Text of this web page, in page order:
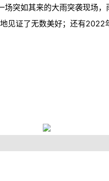
突如其来的大雨突袭现场
见证了无数美好；还有